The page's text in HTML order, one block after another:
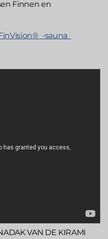
Finnen en
-sauna
VAN DE KIRAMI